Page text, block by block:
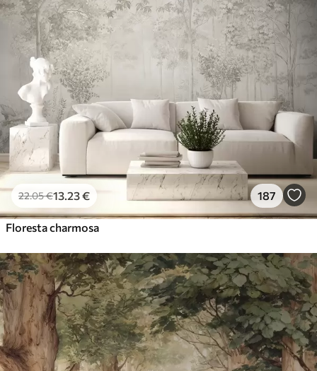
22.05€13 .23€ 187
Floresta charmosa